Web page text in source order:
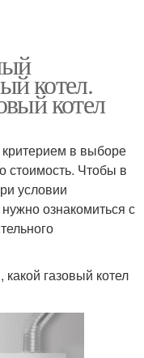
котел.
котел
в выборе
стоимость. Чтобы в
условии
ознакомиться с
газовый котел